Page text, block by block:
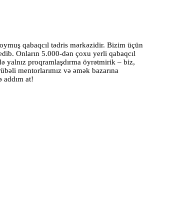
qabaqcıl tədris mərkəzidir. Bizim üçün
Onların 5.000-dən çoxu yerli qabaqcıl
yalnız proqramlaşdırma öyrətmirik – biz,
mentorlarımız və əmək bazarına
addım at!